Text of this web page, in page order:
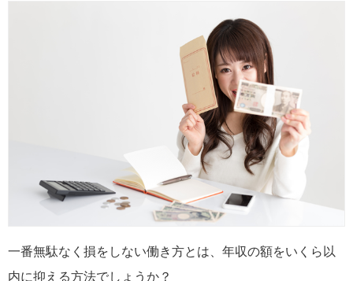
一番無駄なく損をしない働き方とは、年収の額をいくら以
内に抑える方法でしょうか？